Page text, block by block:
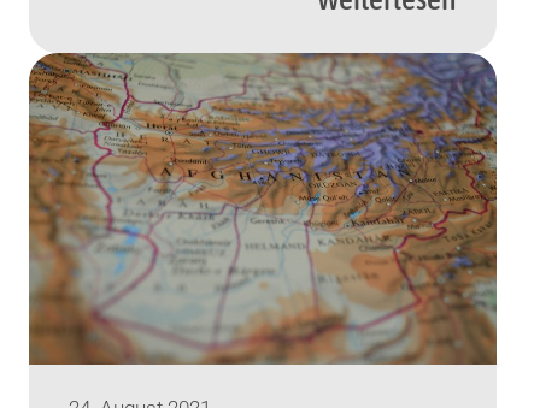
Italien, Guatemala und Argentinien gingen
sie mit blauen Tüchern als
Erkennungszeichen auf die […]